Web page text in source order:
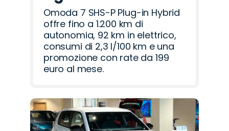
Omoda 7 SHS-P Plug-in Hybrid
offre fino a 1.200 km di
autonomia, 92 km in elettrico,
consumi di 2,3 l/100 km e una
promozione con rate da 199
euro al mese.